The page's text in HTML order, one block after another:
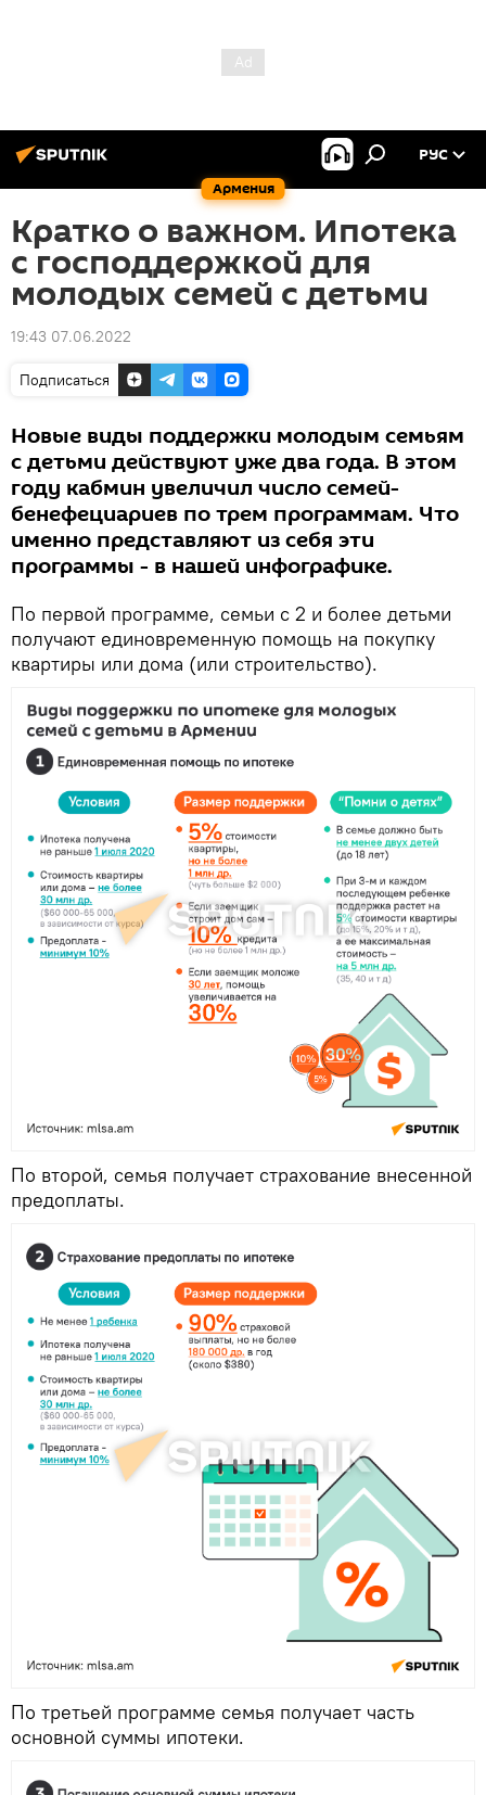
Армения
РУС
Кратко о важном. Ипотека
с господдержкой для
молодых семей с детьми
19:43 07.06.2022
Подписаться
Новые виды поддержки молодым семьям
с детьми действуют уже два года. В этом
году кабмин увеличил число семей-
бенефециариев по трем программам. Что
именно представляют из себя эти
программы - в нашей инфографике.
По первой программе, семьи с 2 и более детьми
получают единовременную помощь на покупку
квартиры или дома (или строительство).
По второй, семья получает страхование внесенной
предоплаты.
По третьей программе семья получает часть
основной суммы ипотеки.